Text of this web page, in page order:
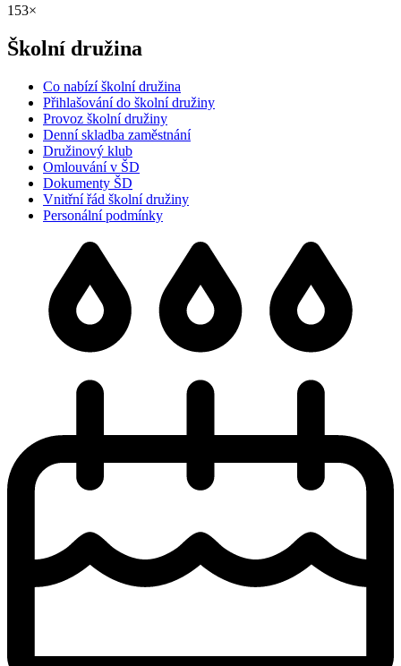
153×
Školní družina
Co nabízí školní družina
Přihlašování do školní družiny
Provoz školní družiny
Denní skladba zaměstnání
Družinový klub
Omlouvání v ŠD
Dokumenty ŠD
Vnitřní řád školní družiny
Personální podmínky